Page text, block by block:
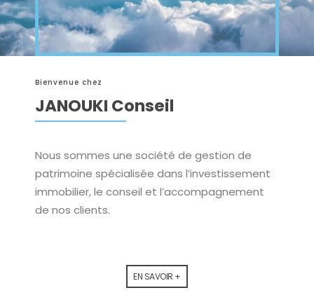
Bienvenue chez
JANOUKI Conseil
Nous sommes une société de gestion de
patrimoine spécialisée dans l’investissement
immobilier, le conseil et l’accompagnement
de nos clients.
EN SAVOIR +